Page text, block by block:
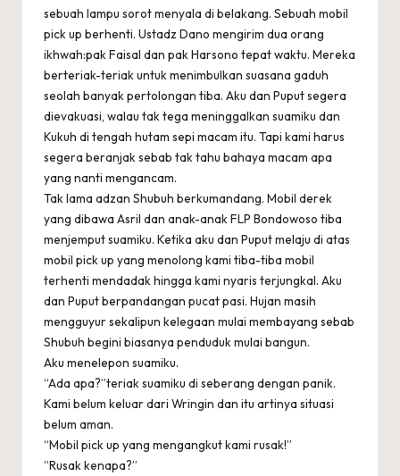
sebuah lampu sorot menyala di belakang. Sebuah mobil
pick up berhenti. Ustadz Dano mengirim dua orang
ikhwah:pak Faisal dan pak Harsono tepat waktu. Mereka
berteriak-teriak untuk menimbulkan suasana gaduh
seolah banyak pertolongan tiba. Aku dan Puput segera
dievakuasi, walau tak tega meninggalkan suamiku dan
Kukuh di tengah hutam sepi macam itu. Tapi kami harus
segera beranjak sebab tak tahu bahaya macam apa
yang nanti mengancam.
Tak lama adzan Shubuh berkumandang. Mobil derek
yang dibawa Asril dan anak-anak FLP Bondowoso tiba
menjemput suamiku. Ketika aku dan Puput melaju di atas
mobil pick up yang menolong kami tiba-tiba mobil
terhenti mendadak hingga kami nyaris terjungkal. Aku
dan Puput berpandangan pucat pasi. Hujan masih
mengguyur sekalipun kelegaan mulai membayang sebab
Shubuh begini biasanya penduduk mulai bangun.
Aku menelepon suamiku.
“Ada apa?”teriak suamiku di seberang dengan panik.
Kami belum keluar dari Wringin dan itu artinya situasi
belum aman.
“Mobil pick up yang mengangkut kami rusak!”
”Rusak kenapa?”